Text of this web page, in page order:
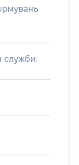
служби: